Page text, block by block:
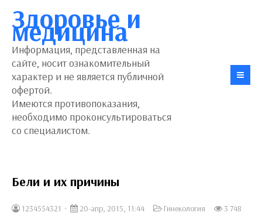
Здоровье и
медицина
Информация, представленная на
сайте, носит ознакомительный
характер и не является публичной
офертой.
Имеются противопоказания,
необходимо проконсультироваться
со специалистом.
Бели и их причины
1234554321 20-апр, 2015, 11:44 Гинекология
3 748